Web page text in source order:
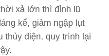
xả lớn thì đỉnh lũ
kể, giảm ngập lụt
thủy điện, quy trình lại